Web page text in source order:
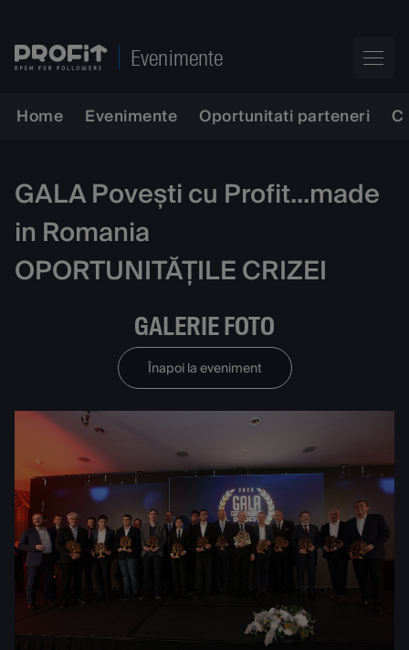
Evenimente
Home Evenimente Oportunitati parteneri
GALA Povești cu Profit...made
in Romania
OPORTUNITĂȚILE CRIZEI
GALERIE FOTO
Înapoi la eveniment